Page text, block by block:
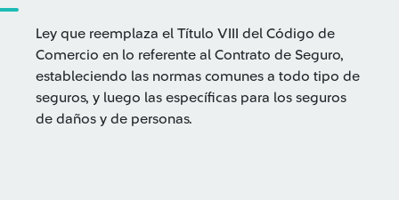
Ley que reemplaza el Título VIII del Código de
Comercio en lo referente al Contrato de Seguro,
estableciendo las normas comunes a todo tipo de
seguros, y luego las específicas para los seguros
de daños y de personas.